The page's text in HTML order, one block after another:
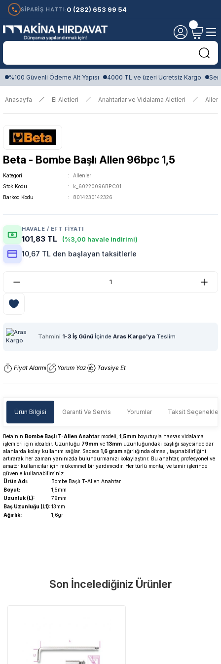
SİPARİŞ HATTI: 0 (282) 653 99 54
%100 Güvenli Ödeme Alt Yapısı 4000 TL ve üzeri Ücretsiz Kargo
Anasayfa El Aletleri Anahtarlar ve Vidalama Aletleri
Beta - Bombe Başlı Allen 96bpc 1,5
Kategori
Allenler
Stok Kodu
k_60220096BPC01
Barkod Kodu
8014230142326
HAVALE / EFT FIYATI
101,83 TL (%3,00 havale indirimi)
10,67 TL den başlayan taksitlerle
Tahmini 1-3 İş Günü İçinde Aras Kargo'ya Teslim
Fiyat Alarmı Yorum Yaz Tavsiye Et
Ürün Bilgisi Garanti Ve Servis Yorumlar Taksit
Beta'nın Bombe Başlı T-Allen Anahtar modeli, 1,5mm boyutuyla hassas vidalama
işlemleri için idealdir. Uzunluğu 79mm ve 13mm uzunluğundaki başlığı sayesinde dar
alanlarda kolay kullanım sağlar. Sadece 1,6 gram ağırlığında olması, taşınabilirliğini
artırarak her zaman yanınızda bulundurmanızı kolaylaştırır. Bu anahtar, profesyonel ve
amatör kullanıcılar için mükemmel bir yardımcıdır. Her türlü montaj ve tamir işlerinde
güvenle kullanabilirsiniz.
Ürün Adı:
Bombe Başlı T-Allen Anahtar
Boyut:
1,5mm
Uzunluk (L):
79mm
Baş Uzunluğu (L1):13mm
Ağırlık:
1,6gr
Tüm ürünlerimiz üretici firma garantisi altındadır. Size en yakın
Üretici Garantisi
Orijinal garanti belgeli ürünler
Yorum Yaz
Son İncelediğiniz Ürünler